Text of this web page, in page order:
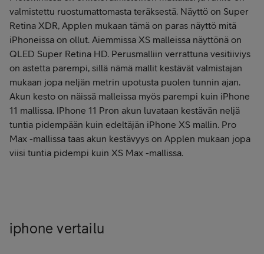
valmistettu ruostumattomasta teräksestä. Näyttö on Super
Retina XDR, Applen mukaan tämä on paras näyttö mitä
iPhoneissa on ollut. Aiemmissa XS malleissa näyttönä on
QLED Super Retina HD. Perusmalliin verrattuna vesitiiviys
on astetta parempi, sillä nämä mallit kestävät valmistajan
mukaan jopa neljän metrin upotusta puolen tunnin ajan.
Akun kesto on näissä malleissa myös parempi kuin iPhone
11 mallissa. IPhone 11 Pron akun luvataan kestävän neljä
tuntia pidempään kuin edeltäjän iPhone XS mallin. Pro
Max -mallissa taas akun kestävyys on Applen mukaan jopa
viisi tuntia pidempi kuin XS Max -mallissa.
iphone vertailu